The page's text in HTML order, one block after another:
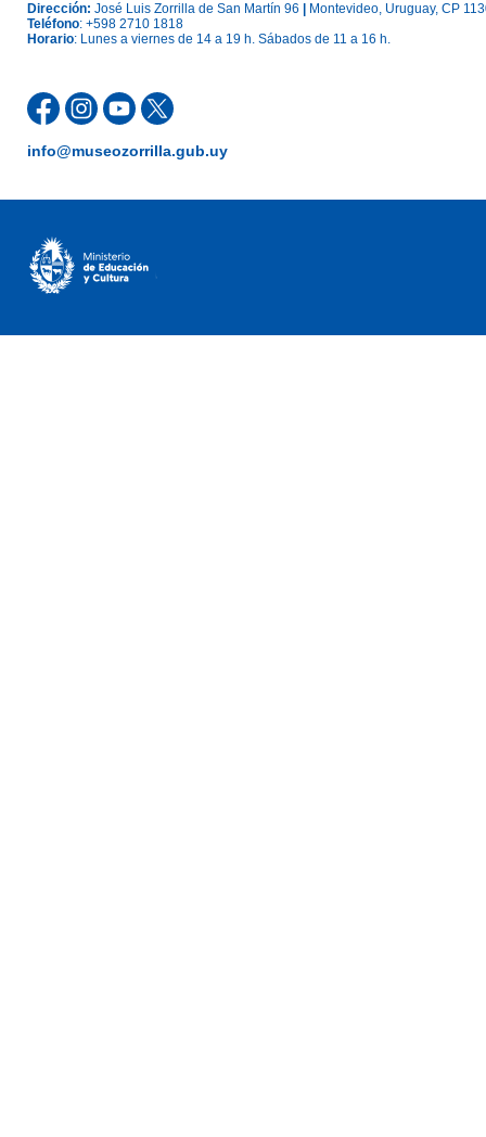
Dirección: José Luis Zorrilla de San Martín 96
Montevideo, Uruguay, CP
Teléfono: +598 2710 1818
Horario: Lunes a viernes de 14 a 19 h. Sábados de 11 a 16 h.
info@museozorrilla.gub.uy